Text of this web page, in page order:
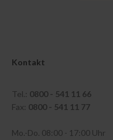
Kontakt
Tel.: 0800 - 541 11 66
Fax: 0800 - 541 11 77
Mo.-Do. 08:00 - 17:00 Uhr